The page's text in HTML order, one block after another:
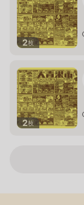
2枚
2枚